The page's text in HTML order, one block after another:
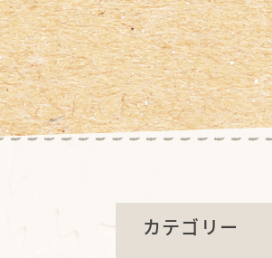
カテゴリー